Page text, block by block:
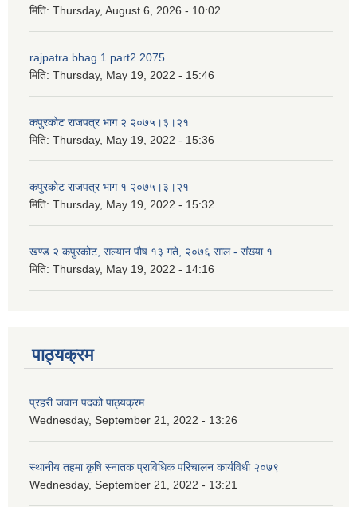
मिति: Thursday, August 6, 2026 - 10:02
rajpatra bhag 1 part2 2075
मिति: Thursday, May 19, 2022 - 15:46
कपुरकोट राजपत्र भाग २ २०७५।३।२१
मिति: Thursday, May 19, 2022 - 15:36
कपुरकोट राजपत्र भाग १ २०७५।३।२१
मिति: Thursday, May 19, 2022 - 15:32
खण्ड २ कपुरकोट, सल्यान पौष १३ गते, २०७६ साल - संख्या १
मिति: Thursday, May 19, 2022 - 14:16
पाठ्यक्रम
प्रहरी जवान पदको पाठ्यक्रम
Wednesday, September 21, 2022 - 13:26
स्थानीय तहमा कृषि स्नातक प्राविधिक परिचालन कार्यविधी २०७९
Wednesday, September 21, 2022 - 13:21